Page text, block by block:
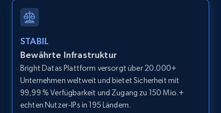
Zpid, City, State, HomeStatus, Address,
IsListingClaimedByCurrentSignedInUser,
and more.
12K+ 1.3K+ Gratis testen
STABIL
Bewährte Infrastruktur
Bright Datas Plattform versorgt über 20.000+
Unternehmen weltweit und bietet Sicherheit mit
99,99 % Verfügbarkeit und Zugang zu 150 Mio.+
echten Nutzer-IPs in 195 Ländern.